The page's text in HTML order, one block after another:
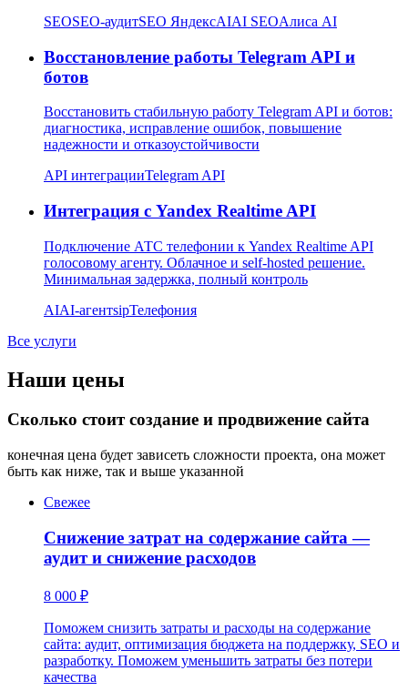
SEOSEO-аудитSEO ЯндексAIAI SEOАлиса AI
Восстановление работы Telegram API и
ботов
Восстановить стабильную работу Telegram API и ботов:
диагностика, исправление ошибок, повышение
надежности и отказоустойчивости
API интеграцииTelegram API
Интеграция с Yandex Realtime API
Подключение АТС телефонии к Yandex Realtime API
голосовому агенту. Облачное и self-hosted решение.
Минимальная задержка, полный контроль
AIAI-агентsipТелефония
Все услуги
Наши цены
Сколько стоит создание и продвижение сайта
конечная цена будет зависеть сложности проекта, она может
быть как ниже, так и выше указанной
Свежее
Снижение затрат на содержание сайта —
аудит и снижение расходов
8 000 ₽
Поможем снизить затраты и расходы на содержание
сайта: аудит, оптимизация бюджета на поддержку, SEO и
разработку. Поможем уменьшить затраты без потери
качества